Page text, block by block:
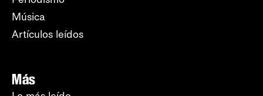
Música
Artículos leídos
Más